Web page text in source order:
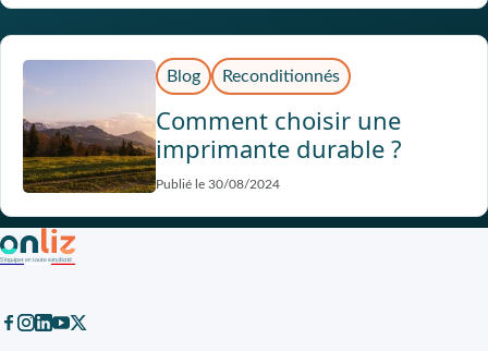
Blog Reconditionnés
Comment choisir une
imprimante durable ?
Publié le 30/08/2024